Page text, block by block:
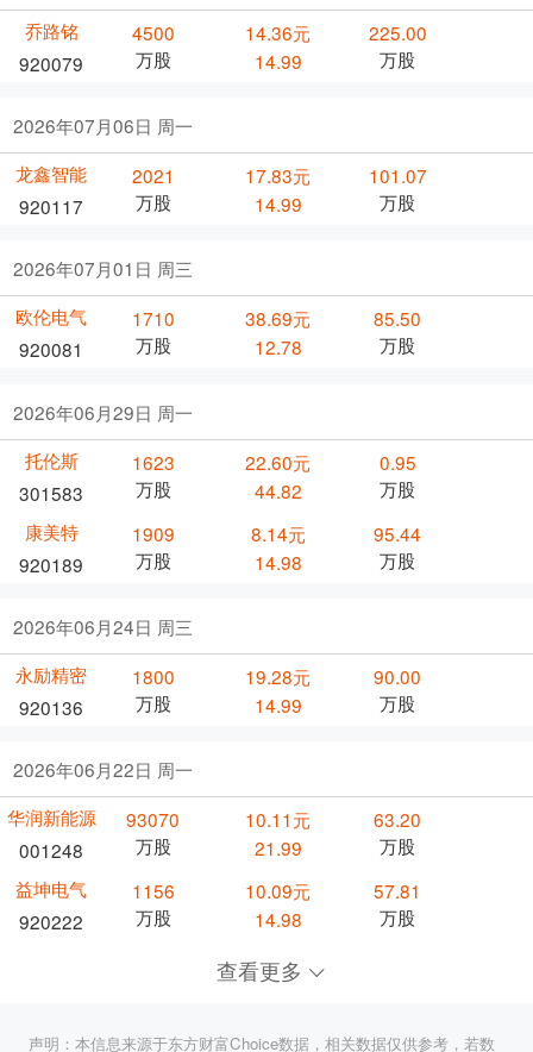
乔路铭
920079
4500
万股
14.36元
14.99
225.00
万股
2026年07月06日 周一
龙鑫智能
920117
2021
万股
17.83元
14.99
101.07
万股
2026年07月01日 周三
欧伦电气
920081
1710
万股
38.69元
12.78
85.50
万股
2026年06月29日 周一
托伦斯
301583
1623
万股
22.60元
44.82
0.95
万股
康美特
920189
1909
万股
8.14元
14.98
95.44
万股
2026年06月24日 周三
永励精密
920136
1800
万股
19.28元
14.99
90.00
万股
2026年06月22日 周一
华润新能源
001248
93070
万股
10.11元
21.99
63.20
万股
益坤电气
920222
1156
万股
10.09元
14.98
57.81
万股
查看更多
声明：本信息来源于东方财富Choice数据，相关数据仅供参考，若数